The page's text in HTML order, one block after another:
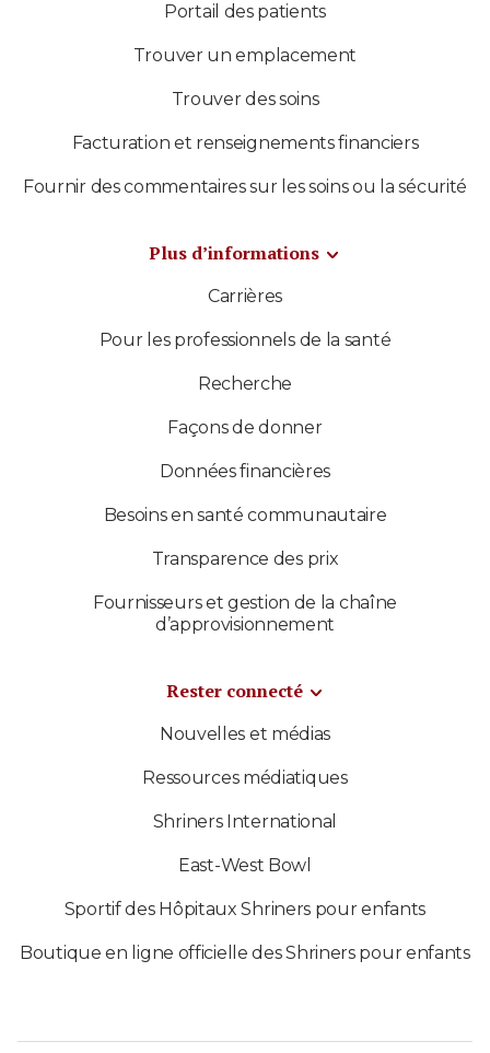
Portail des patients
Trouver un emplacement
Trouver des soins
Facturation et renseignements financiers
Fournir des commentaires sur les soins ou la sécurité
Plus d’informations
Carrières
Pour les professionnels de la santé
Recherche
Façons de donner
Données financières
Besoins en santé communautaire
Transparence des prix
Fournisseurs et gestion de la chaîne
d’approvisionnement
Rester connecté
Nouvelles et médias
Ressources médiatiques
Shriners International
East-West Bowl
Sportif des Hôpitaux Shriners pour enfants
Boutique en ligne officielle des Shriners pour enfants